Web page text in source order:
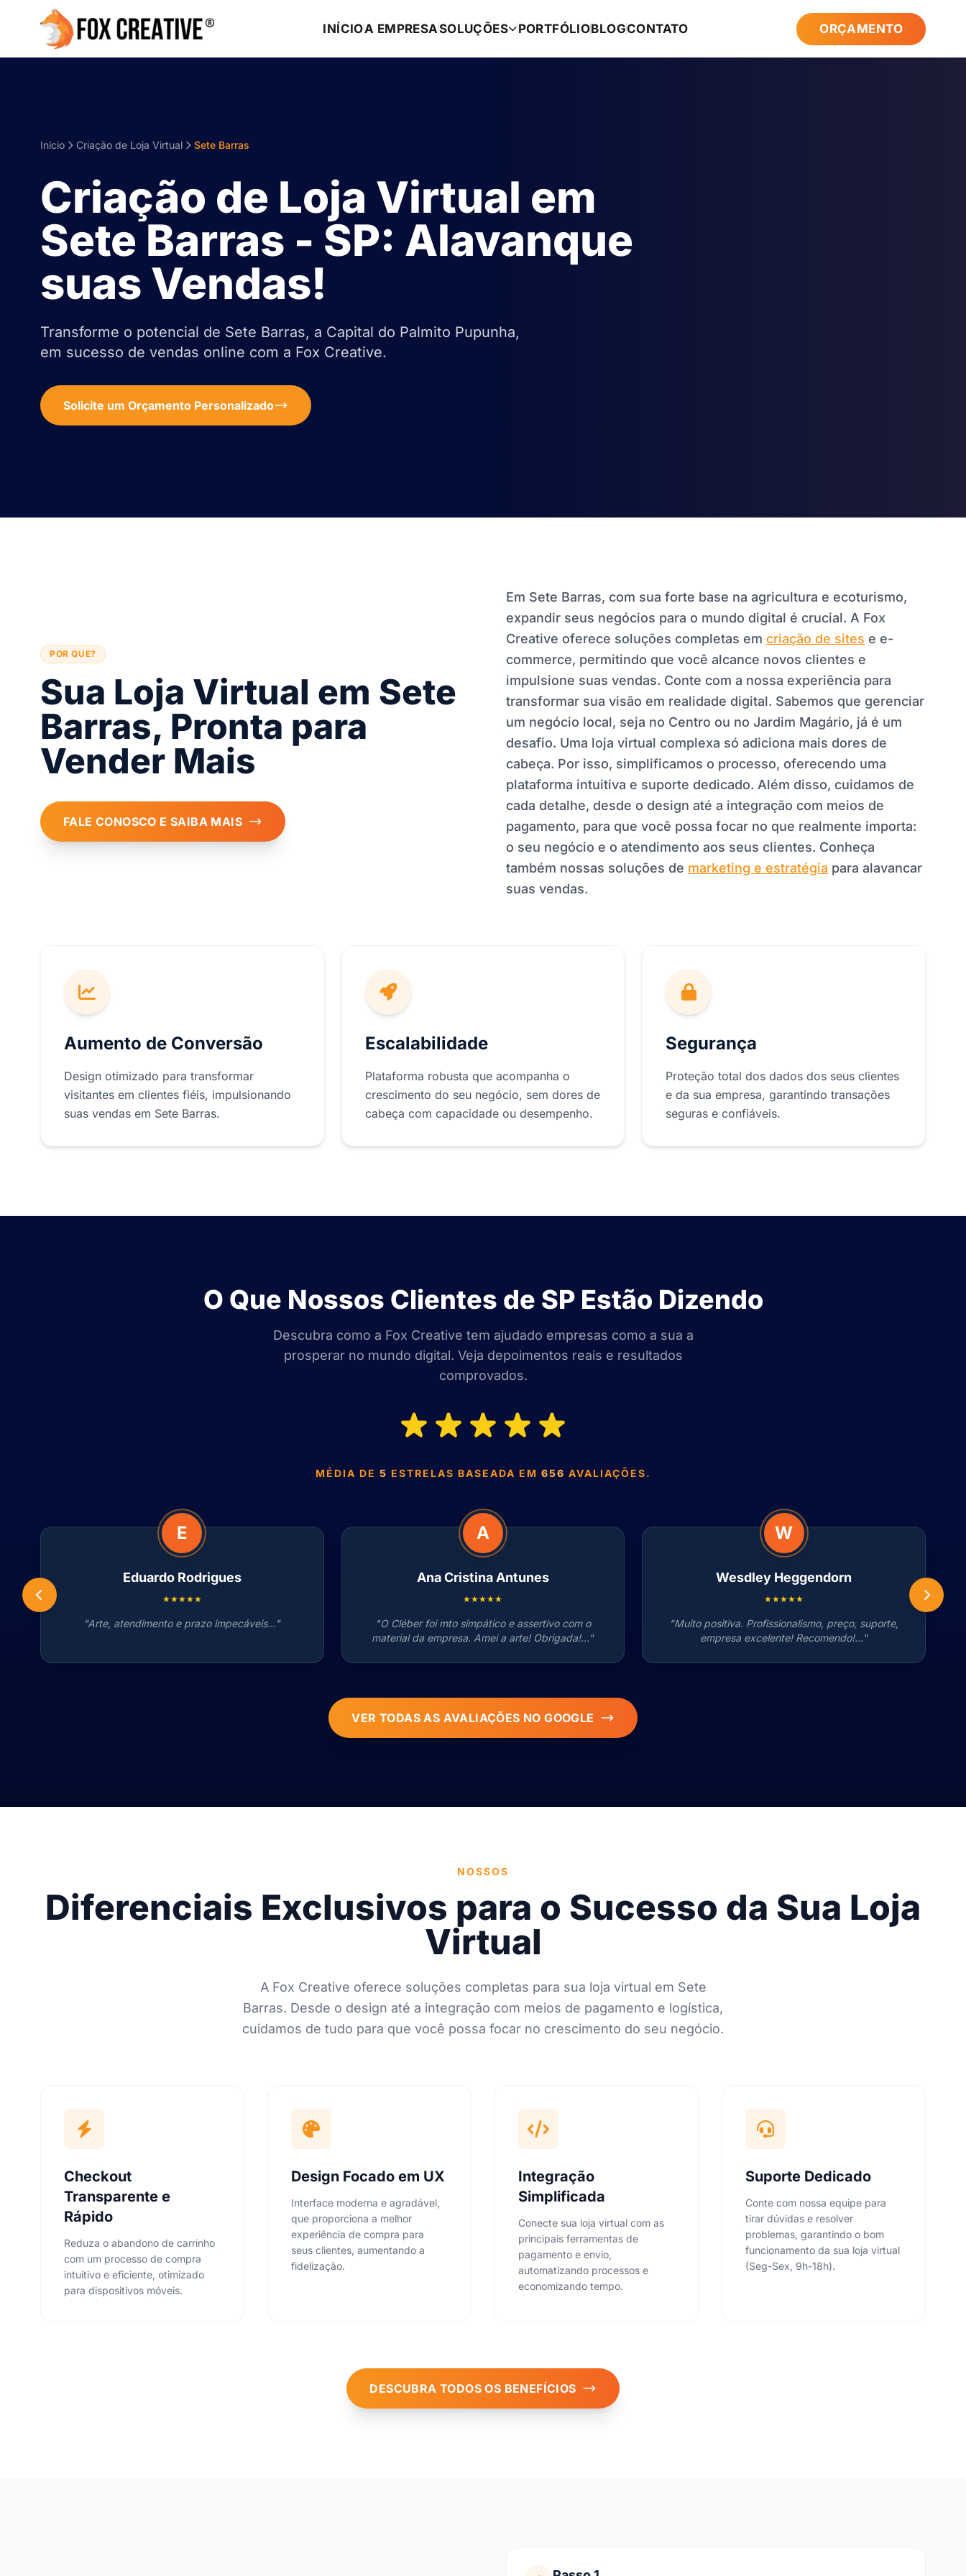
INÍCIOA EMPRESASOLUÇÕES PORTFÓLIOBLOGCONTATO ORÇAMENTO
Início Criação de Loja Virtual Sete Barras
Criação de Loja Virtual em
Sete Barras - SP: Alavanque
suas Vendas!
Transforme o potencial de Sete Barras, a Capital do Palmito Pupunha,
em sucesso de vendas online com a Fox Creative.
Solicite um Orçamento Personalizado
POR QUE?
Sua Loja Virtual em Sete
Barras, Pronta para
Vender Mais
FALE CONOSCO E SAIBA MAIS
Em Sete Barras, com sua forte base na agricultura e ecoturismo,
expandir seus negócios para o mundo digital é crucial. A Fox
Creative oferece soluções completas em criação de sites e e-
commerce, permitindo que você alcance novos clientes e
impulsione suas vendas. Conte com a nossa experiência para
transformar sua visão em realidade digital. Sabemos que gerenciar
um negócio local, seja no Centro ou no Jardim Magário, já é um
desafio. Uma loja virtual complexa só adiciona mais dores de
cabeça. Por isso, simplificamos o processo, oferecendo uma
plataforma intuitiva e suporte dedicado. Além disso, cuidamos de
cada detalhe, desde o design até a integração com meios de
pagamento, para que você possa focar no que realmente importa:
o seu negócio e o atendimento aos seus clientes. Conheça
também nossas soluções de marketing e estratégia para alavancar
suas vendas.
Aumento de Conversão
Design otimizado para transformar
visitantes em clientes fiéis, impulsionando
suas vendas em Sete Barras.
Escalabilidade
Plataforma robusta que acompanha o
crescimento do seu negócio, sem dores de
cabeça com capacidade ou desempenho.
Segurança
Proteção total dos dados dos seus clientes
e da sua empresa, garantindo transações
seguras e confiáveis.
O Que Nossos Clientes de SP Estão Dizendo
Descubra como a Fox Creative tem ajudado empresas como a sua a
prosperar no mundo digital. Veja depoimentos reais e resultados
comprovados.
MÉDIA DE 5 ESTRELAS BASEADA EM 656 AVALIAÇÕES.
E
Eduardo Rodrigues
★★★★★
"Arte, atendimento e prazo impecáveis..."
A
Ana Cristina Antunes
★★★★★
"O Cléber foi mto simpático e assertivo com o
material da empresa. Amei a arte! Obrigada!..."
W
Wesdley Heggendorn
★★★★★
"Muito positiva. Profissionalismo, preço, suporte,
empresa excelente! Recomendo!..."
VER TODAS AS AVALIAÇÕES NO GOOGLE
NOSSOS
Diferenciais Exclusivos para o Sucesso da Sua Loja
Virtual
A Fox Creative oferece soluções completas para sua loja virtual em Sete
Barras. Desde o design até a integração com meios de pagamento e logística,
cuidamos de tudo para que você possa focar no crescimento do seu negócio.
Checkout
Transparente e
Rápido
Reduza o abandono de carrinho
com um processo de compra
intuitivo e eficiente, otimizado
para dispositivos móveis.
Design Focado em UX
Interface moderna e agradável,
que proporciona a melhor
experiência de compra para
seus clientes, aumentando a
fidelização.
Integração
Simplificada
Conecte sua loja virtual com as
principais ferramentas de
pagamento e envio,
automatizando processos e
economizando tempo.
Suporte Dedicado
Conte com nossa equipe para
tirar dúvidas e resolver
problemas, garantindo o bom
funcionamento da sua loja virtual
(Seg-Sex, 9h-18h).
DESCUBRA TODOS OS BENEFÍCIOS